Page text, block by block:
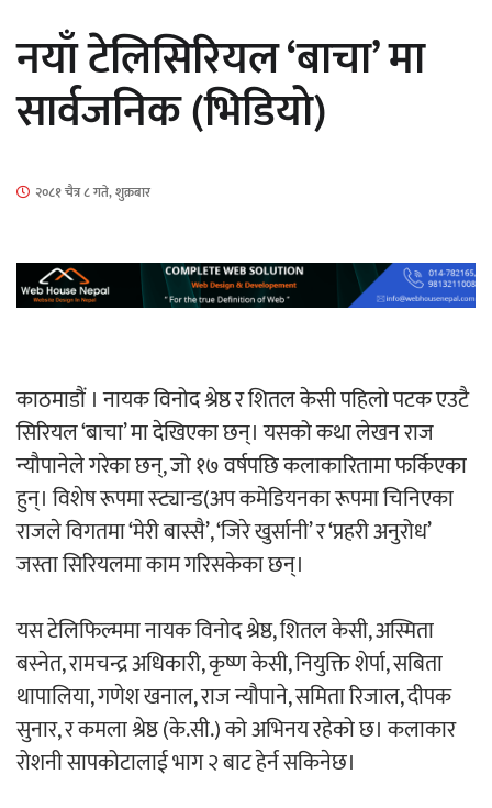
‘ईयुमा डट कम’ले बुधबारदेखि आफ्नो
औपचारिक सेवा सञ्चालनमा
हलमा छैन ‘गौँथली’को टिकट
नयाँ टेलिसिरियल ‘बाचा’ मा
सार्वजनिक (भिडियो)
२०८१ चैत्र ८ गते, शुक्रबार
काठमाडौं । नायक विनोद श्रेष्ठ र शितल केसी पहिलो पटक एउटै
सिरियल ‘बाचा’ मा देखिएका छन्। यसको कथा लेखन राज
न्यौपानेले गरेका छन्, जो १७ वर्षपछि कलाकारितामा फर्किएका
हुन्। विशेष रूपमा स्ट्यान्ड(अप कमेडियनका रूपमा चिनिएका
राजले विगतमा ‘मेरी बास्सै’, ‘जिरे खुर्सानी’ र ‘प्रहरी अनुरोध’
जस्ता सिरियलमा काम गरिसकेका छन्।
यस टेलिफिल्ममा नायक विनोद श्रेष्ठ, शितल केसी, अस्मिता
बस्नेत, रामचन्द्र अधिकारी, कृष्ण केसी, नियुक्ति शेर्पा, सबिता
थापालिया, गणेश खनाल, राज न्यौपाने, समिता रिजाल, दीपक
सुनार, र कमला श्रेष्ठ (के.सी.) को अभिनय रहेको छ। कलाकार
रोशनी सापकोटालाई भाग २ बाट हेर्न सकिनेछ।